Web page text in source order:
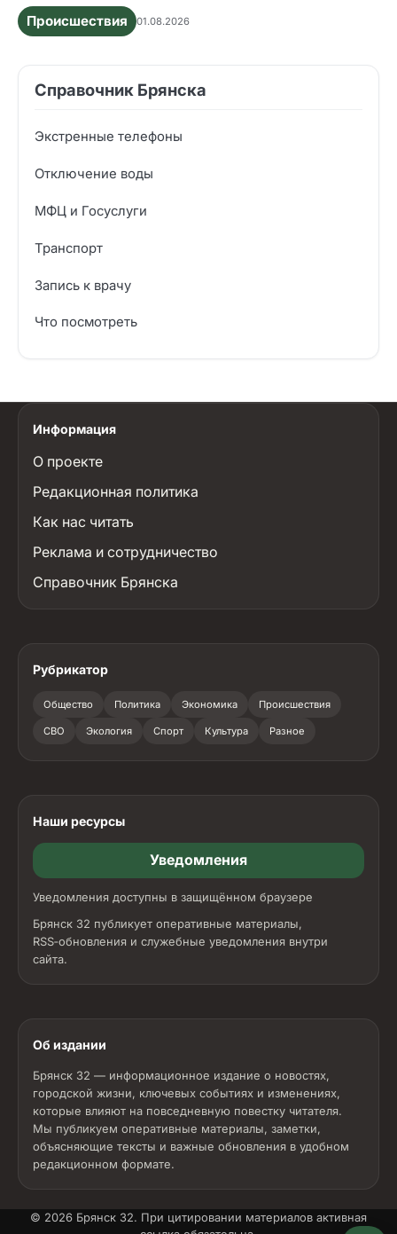
Происшествия
01.08.2026
Справочник Брянска
Экстренные телефоны
Отключение воды
МФЦ и Госуслуги
Транспорт
Запись к врачу
Что посмотреть
Информация
О проекте
Редакционная политика
Как нас читать
Реклама и сотрудничество
Справочник Брянска
Рубрикатор
Общество Политика Экономика Происшествия
СВО Экология Спорт Культура Разное
Наши ресурсы
Уведомления
Уведомления доступны в защищённом браузере
Брянск 32 публикует оперативные материалы,
RSS‑обновления и служебные уведомления внутри
сайта.
Об издании
Брянск 32 — информационное издание о новостях,
городской жизни, ключевых событиях и изменениях,
которые влияют на повседневную повестку читателя.
Мы публикуем оперативные материалы, заметки,
объясняющие тексты и важные обновления в удобном
редакционном формате.
© 2026 Брянск 32. При цитировании материалов активная